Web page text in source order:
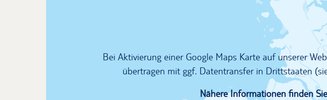
Bei Aktivierung einer Google Maps Karte auf unserer
übertragen mit ggf. Datentransfer in Drittstaaten
Nähere Informationen finden